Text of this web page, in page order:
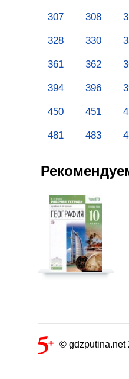
307 308
328 330
361 362
394 396
450 451
481 483
© gdzputina.net